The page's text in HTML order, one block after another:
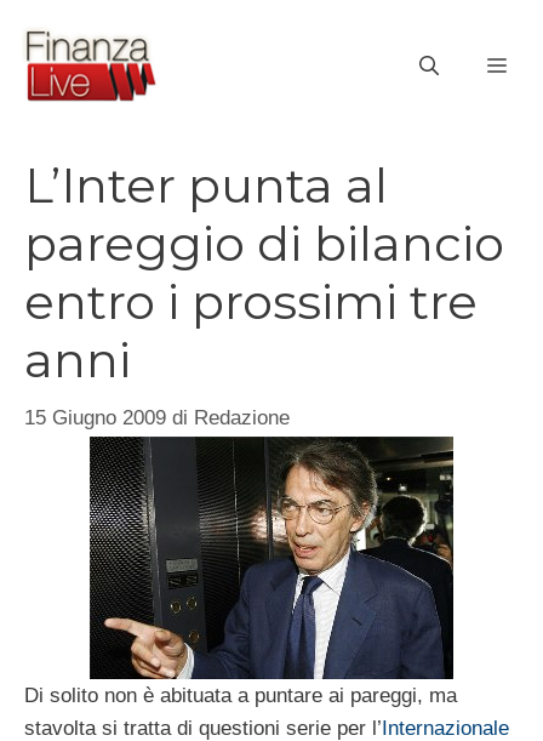
contenuto
L’Inter punta al
pareggio di bilancio
entro i prossimi tre
anni
15 Giugno 2009 di Redazione
Di solito non è abituata a puntare ai pareggi, ma
stavolta si tratta di questioni serie per l’Internazionale